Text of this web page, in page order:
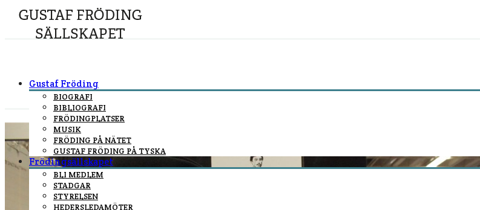
Gustaf Fröding
BIOGRAFI
BIBLIOGRAFI
FRÖDINGPLATSER
MUSIK
FRÖDING PÅ NÄTET
GUSTAF FRÖDING PÅ TYSKA
Frödingsällskapet
BLI MEDLEM
STADGAR
STYRELSEN
HEDERSLEDAMÖTER